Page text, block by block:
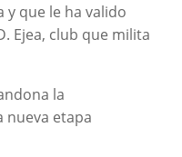
y que le ha valido
Ejea, club que milita
la
nueva etapa